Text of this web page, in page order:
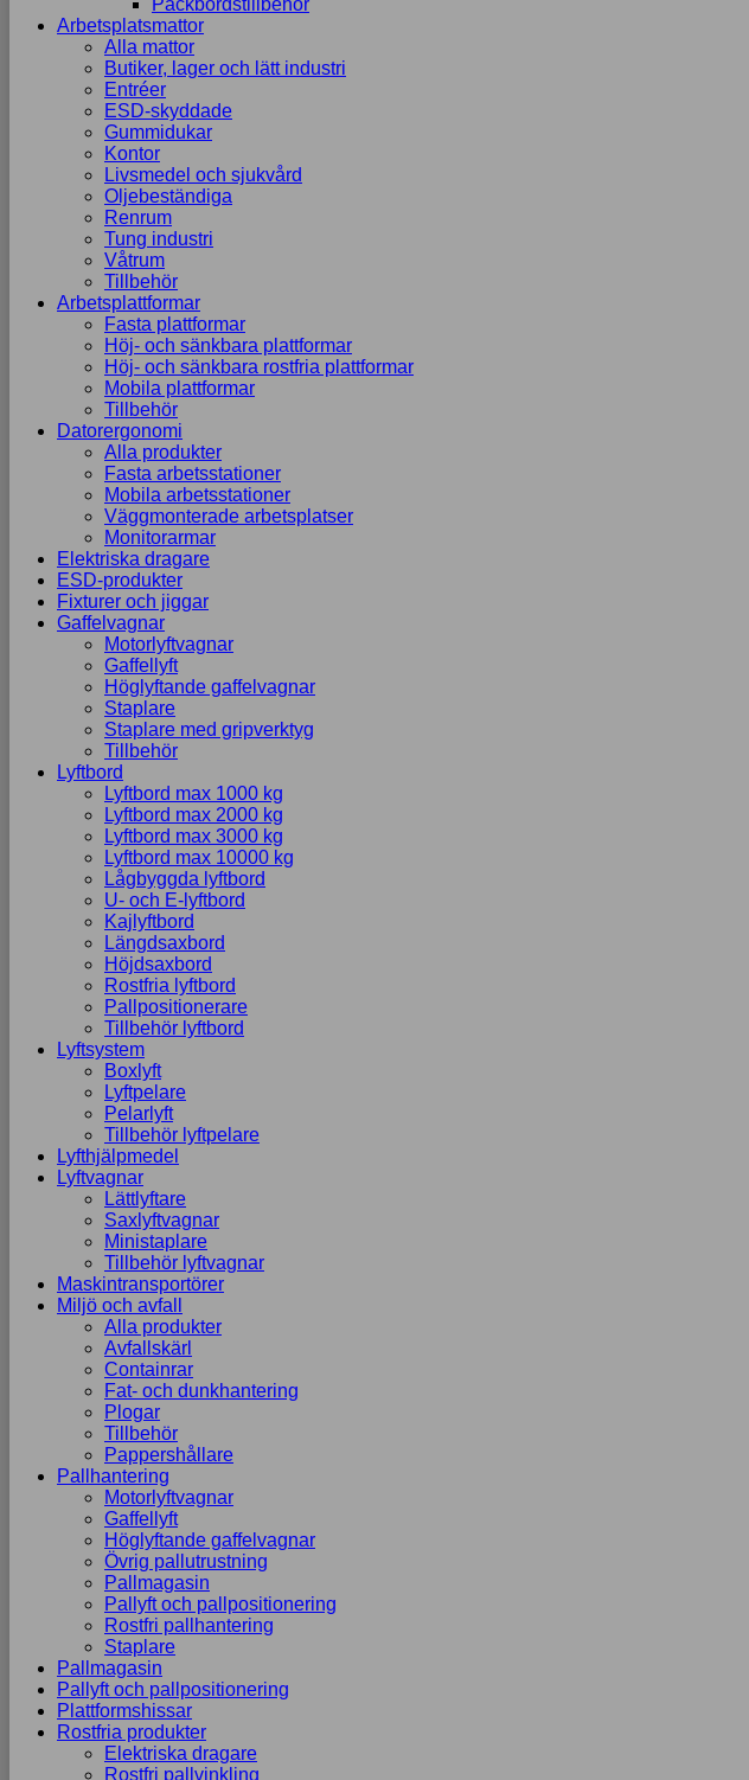
Packbordstillbehör
Arbetsplatsmattor
Alla mattor
Butiker, lager och lätt industri
Entréer
ESD-skyddade
Gummidukar
Kontor
Livsmedel och sjukvård
Oljebeständiga
Renrum
Tung industri
Våtrum
Tillbehör
Arbetsplattformar
Fasta plattformar
Höj- och sänkbara plattformar
Höj- och sänkbara rostfria plattformar
Mobila plattformar
Tillbehör
Datorergonomi
Alla produkter
Fasta arbetsstationer
Mobila arbetsstationer
Väggmonterade arbetsplatser
Monitorarmar
Elektriska dragare
ESD-produkter
Fixturer och jiggar
Gaffelvagnar
Motorlyftvagnar
Gaffellyft
Höglyftande gaffelvagnar
Staplare
Staplare med gripverktyg
Tillbehör
Lyftbord
Lyftbord max 1000 kg
Lyftbord max 2000 kg
Lyftbord max 3000 kg
Lyftbord max 10000 kg
Lågbyggda lyftbord
U- och E-lyftbord
Kajlyftbord
Längdsaxbord
Höjdsaxbord
Rostfria lyftbord
Pallpositionerare
Tillbehör lyftbord
Lyftsystem
Boxlyft
Lyftpelare
Pelarlyft
Tillbehör lyftpelare
Lyfthjälpmedel
Lyftvagnar
Lättlyftare
Saxlyftvagnar
Ministaplare
Tillbehör lyftvagnar
Maskintransportörer
Miljö och avfall
Alla produkter
Avfallskärl
Containrar
Fat- och dunkhantering
Plogar
Tillbehör
Pappershållare
Pallhantering
Motorlyftvagnar
Gaffellyft
Höglyftande gaffelvagnar
Övrig pallutrustning
Pallmagasin
Pallyft och pallpositionering
Rostfri pallhantering
Staplare
Pallmagasin
Pallyft och pallpositionering
Plattformshissar
Rostfria produkter
Elektriska dragare
Rostfri pallvinkling